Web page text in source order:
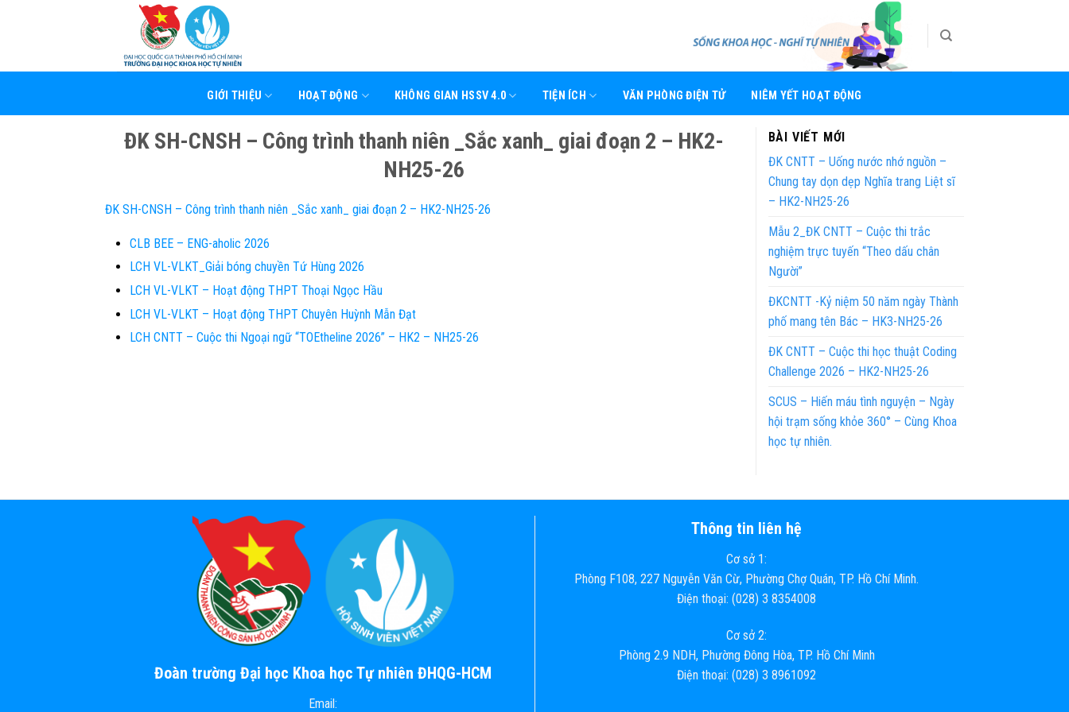
GIỚI THIỆU HOẠT ĐỘNG KHÔNG GIAN HSSV 4.0 TIỆN ÍCH VĂN PHÒNG ĐIỆN TỬ NIÊM YẾT HOẠT ĐỘNG
ĐK SH-CNSH – Công trình thanh niên _Sắc xanh_ giai đoạn 2 – HK2-
NH25-26
ĐK SH-CNSH – Công trình thanh niên _Sắc xanh_ giai đoạn 2 – HK2-NH25-26
CLB BEE – ENG-aholic 2026
LCH VL-VLKT_Giải bóng chuyền Tứ Hùng 2026
LCH VL-VLKT – Hoạt động THPT Thoại Ngọc Hầu
LCH VL-VLKT – Hoạt động THPT Chuyên Huỳnh Mẫn Đạt
LCH CNTT – Cuộc thi Ngoại ngữ “TOEtheline 2026” – HK2 – NH25-26
BÀI VIẾT MỚI
ĐK CNTT – Uống nước nhớ nguồn –
Chung tay dọn dẹp Nghĩa trang Liệt sĩ
– HK2-NH25-26
Mẫu 2_ĐK CNTT – Cuộc thi trắc
nghiệm trực tuyến “Theo dấu chân
Người”
ĐKCNTT -Kỷ niệm 50 năm ngày Thành
phố mang tên Bác – HK3-NH25-26
ĐK CNTT – Cuộc thi học thuật Coding
Challenge 2026 – HK2-NH25-26
SCUS – Hiến máu tình nguyện – Ngày
hội trạm sống khỏe 360° – Cùng Khoa
học tự nhiên.
Đoàn trường Đại học Khoa học Tự nhiên ĐHQG-HCM
Email:
Thông tin liên hệ
Cơ sở 1:
Phòng F108, 227 Nguyễn Văn Cừ, Phường Chợ Quán, TP. Hồ Chí Minh.
Điện thoại: (028) 3 8354008
Cơ sở 2:
Phòng 2.9 NDH, Phường Đông Hòa, TP. Hồ Chí Minh
Điện thoại: (028) 3 8961092